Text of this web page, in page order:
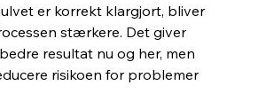
er korrekt klargjort, bliver
stærkere. Det giver
resultat nu og her, men
risikoen for problemer